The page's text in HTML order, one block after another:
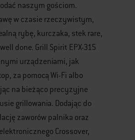
naszym gościom.
w czasie rzeczywistym,
rybę, kurczaka, stek rare,
done. Grill Spirit EPX-315
urządzeniami, jak
za pomocą Wi-Fi albo
na bieżąco precyzyjne
grillowania. Dodając do
zaworów palnika oraz
Crossover,